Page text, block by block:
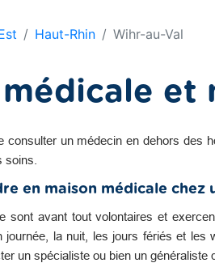
Haut-Rhin Wihr-au-Val
médicale et
consulter un médecin en dehors des
soins.
en maison médicale chez
sont avant tout volontaires et
journée, la nuit, les jours fériés et
un spécialiste ou bien un généraliste